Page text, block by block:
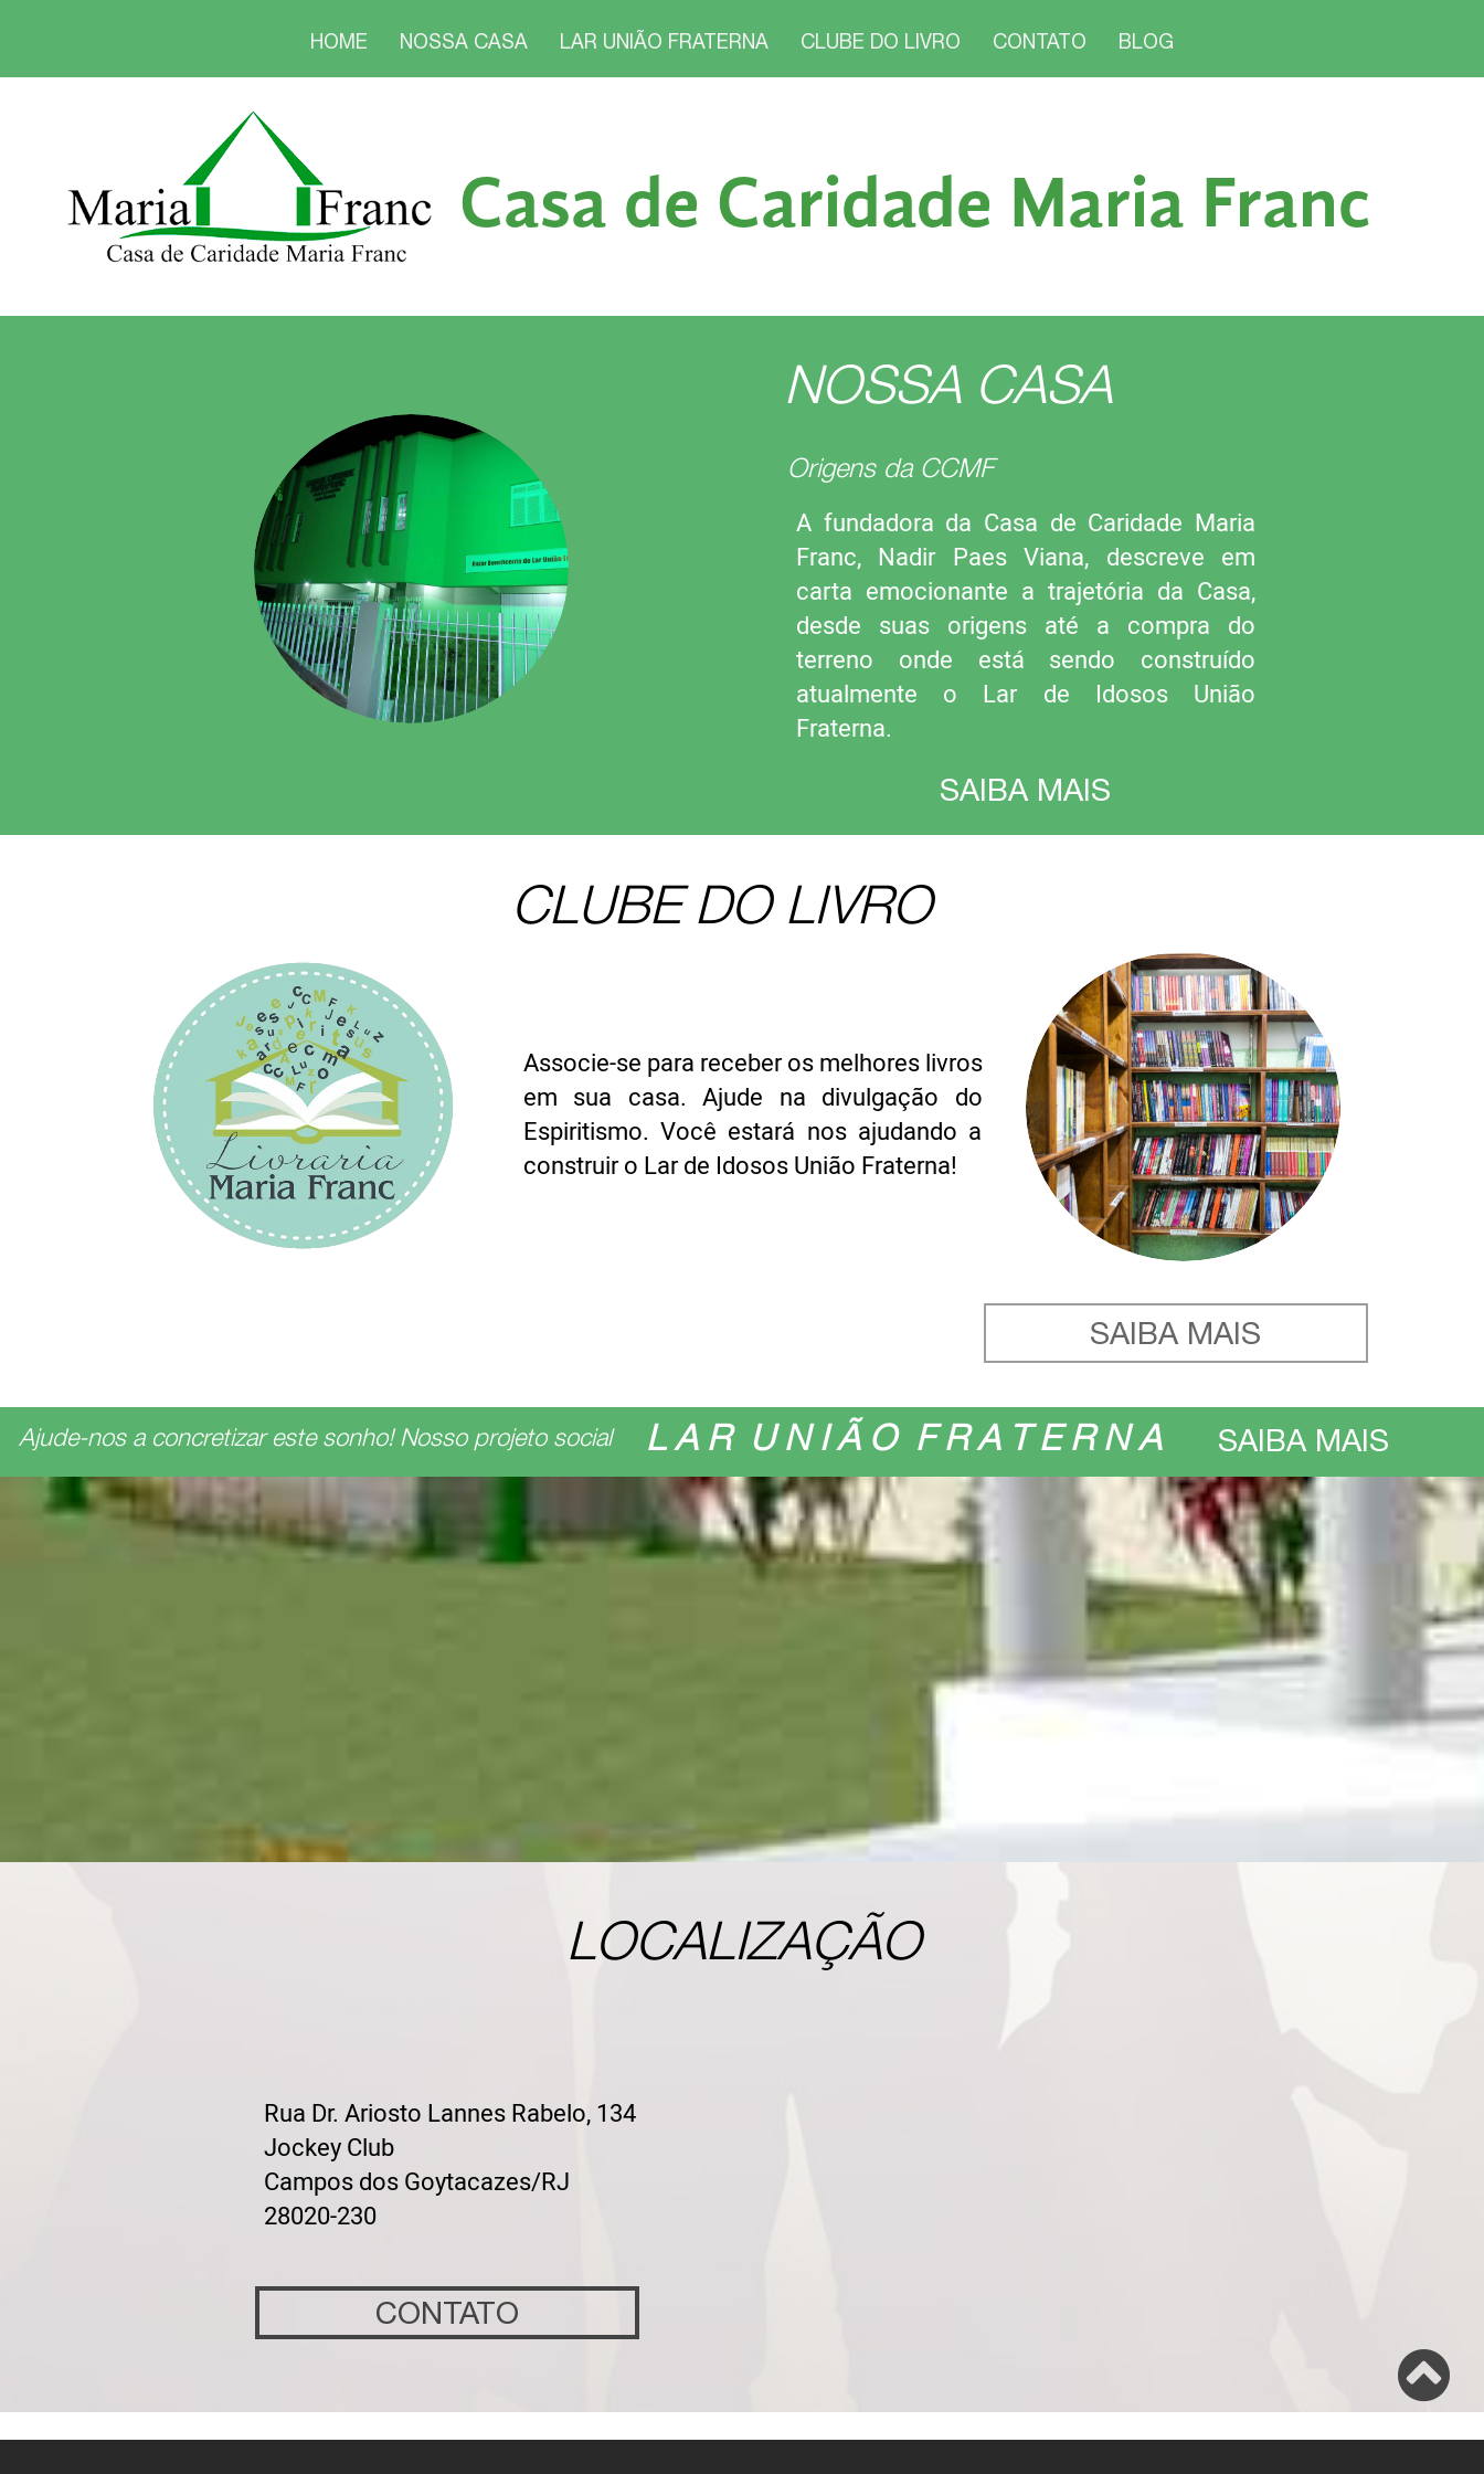
HOME NOSSA CASA LAR UNIÃO FRATERNA CLUBE DO LIVRO CONTATO BLOG
LOCALIZAÇÃO
Rua Dr. Ariosto Lannes Rabelo, 134
Jockey Club
Campos dos Goytacazes/RJ
28020-230
CONTATO
NOSSA CASA
Origens da CCMF
SAIBA MAIS
A fundadora da Casa de Caridade Maria
Franc, Nadir Paes Viana, descreve em
carta emocionante a trajetória da Casa,
desde suas origens até a compra do
terreno onde está sendo construído
atualmente o Lar de Idosos União
Fraterna.
CLUBE DO LIVRO
Associe-se para receber os melhores livros
em sua casa. Ajude na divulgação do
Espiritismo. Você estará nos ajudando a
construir o Lar de Idosos União Fraterna!
SAIBA MAIS
Ajude-nos a concretizar este sonho!​​​​​​​ Nosso projeto social L A R U N I Ã O F R A T E R N A SAIBA MAIS
Casa de Caridade Maria Franc